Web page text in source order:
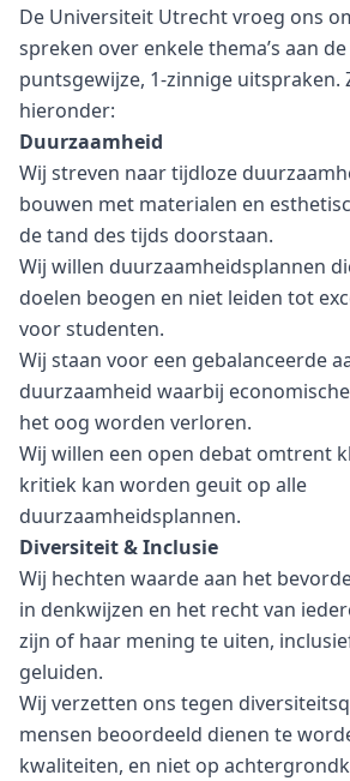
De Universiteit Utrecht vroeg ons
spreken over enkele thema’s aan
puntsgewijze, 1-zinnige uitspraken.
hieronder:
Duurzaamheid
Wij streven naar tijdloze
bouwen met materialen en
de tand des tijds doorstaan.
Wij willen duurzaamheidsplannen
doelen beogen en niet leiden tot
voor studenten.
Wij staan voor een gebalanceerde
duurzaamheid waarbij
het oog worden verloren.
Wij willen een open debat omtrent
kritiek kan worden geuit op alle
duurzaamheidsplannen.
Diversiteit & Inclusie
Wij hechten waarde aan het
in denkwijzen en het recht van
zijn of haar mening te uiten,
geluiden.
Wij verzetten ons tegen
mensen beoordeeld dienen te
kwaliteiten, en niet op